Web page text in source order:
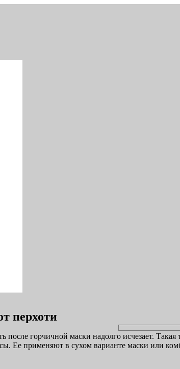
перхоти
после горчичной маски надолго исчезает.
Ее применяют в сухом варианте маски или